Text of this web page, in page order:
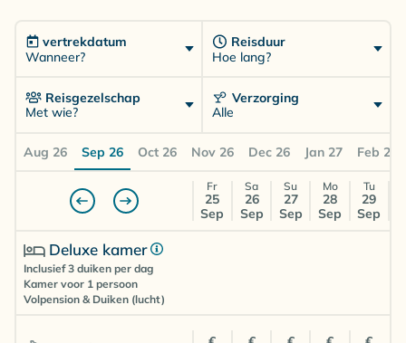
vertrekdatum
Wanneer?
Reisduur
Hoe lang?
Reisgezelschap
Met wie?
Verzorging
Alle
Aug 26 Sep 26 Oct 26 Nov 26 Dec 26 Jan 27 Feb 27
Fr
25
Sep
Sa
26
Sep
Su
27
Sep
Mo
28
Sep
Tu
29
Sep
Deluxe kamer
Inclusief 3 duiken per dag
Kamer voor 1 persoon
Volpension & Duiken (lucht)